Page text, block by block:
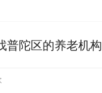
普陀区的养老机构